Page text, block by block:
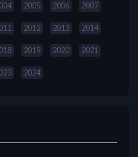
2005 2006 2007
2012 2013 2014
2019 2020 2021
2024